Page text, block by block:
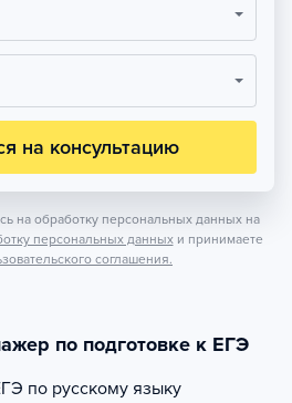
на консультацию
на обработку персональных данных на
персональных данных и принимаете
соглашения.
по подготовке к ЕГЭ
по русскому языку